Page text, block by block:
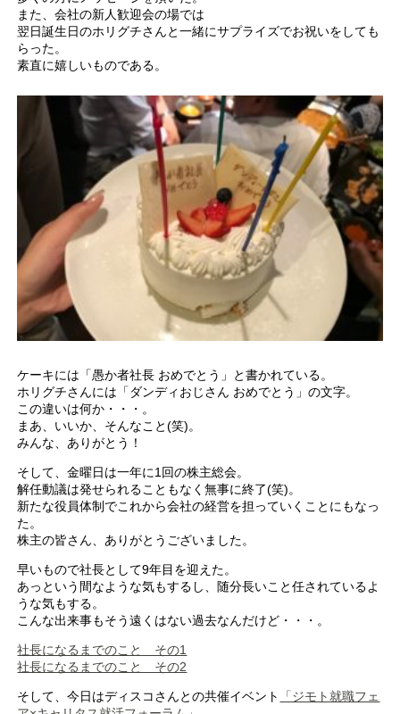
また、会社の新人歓迎会の場では
翌日誕生日のホリグチさんと一緒にサプライズでお祝いをしても
らった。
素直に嬉しいものである。
ケーキには「愚か者社長 おめでとう」と書かれている。
ホリグチさんには「ダンディおじさん おめでとう」の文字。
この違いは何か・・・。
まあ、いいか、そんなこと(笑)。
みんな、ありがとう！
そして、金曜日は一年に1回の株主総会。
解任動議は発せられることもなく無事に終了(笑)。
新たな役員体制でこれから会社の経営を担っていくことにもなっ
た。
株主の皆さん、ありがとうございました。
早いもので社長として9年目を迎えた。
あっという間なような気もするし、随分長いこと任されているよ
うな気もする。
こんな出来事もそう遠くはない過去なんだけど・・・。
社長になるまでのこと その1
社長になるまでのこと その2
そして、今日はディスコさんとの共催イベント
「ジモト就職フェ